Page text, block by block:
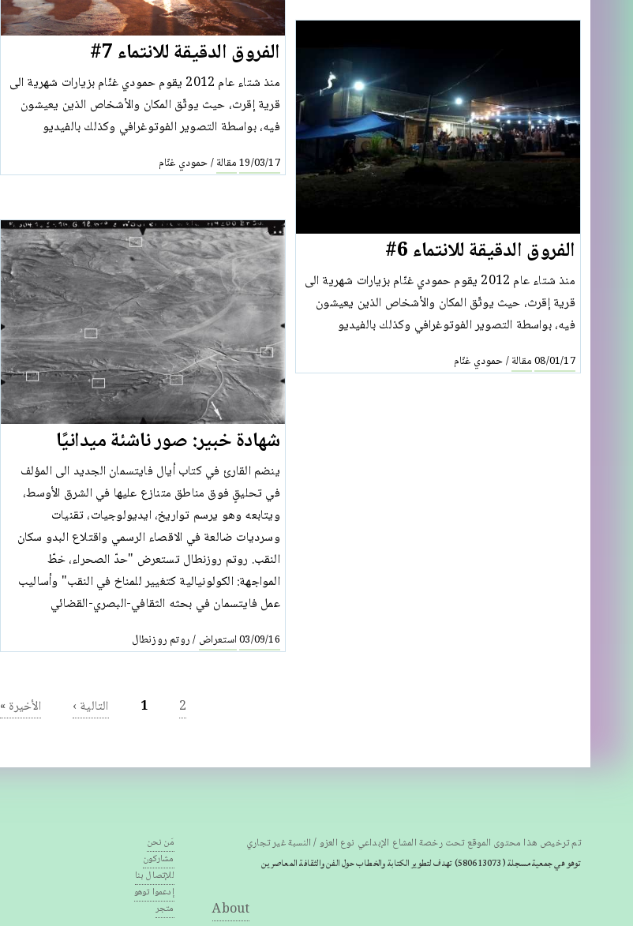
الفروق الدقيقة للانتماء 7#
منذ شتاء عام 2012 يقوم حمودي غنّام بزيارات شهرية الى
قرية إقرث، حيث يوثّق المكان والأشخاص الذين يعيشون
فيه، بواسطة التصوير الفوتوغرافي وكذلك بالفيديو
19/03/17مقالة/حمودي غنّام
الفروق الدقيقة للانتماء 6#
منذ شتاء عام 2012 يقوم حمودي غنّام بزيارات شهرية الى
قرية إقرث، حيث يوثّق المكان والأشخاص الذين يعيشون
فيه، بواسطة التصوير الفوتوغرافي وكذلك بالفيديو
08/01/17مقالة/حمودي غنّام
شهادة خبير: صور ناشئة ميدانيًا
ينضم القارئ في كتاب أيال فايتسمان الجديد الى المؤلف
في تحليقٍ فوق مناطق متنازع عليها في الشرق الأوسط،
ويتابعه وهو يرسم تواريخ، ايديولوجيات، تقنيات
وسرديات ضالعة في الاقصاء الرسمي واقتلاع البدو سكان
النقب. روتم روزنطال تستعرض "حدّ الصحراء، خطّ
المواجهة: الكولونيالية كتغيير للمناخ في النقب" وأساليب
عمل فايتسمان في بحثه الثقافي-البصري-القضائي
03/09/16استعراض /روتم روزنطال
1 2 التالية › الأخيرة »
تم ترخيص هذا محتوى الموقع تحت رخصة المشاع الإبداعي نوع العزو / النسبة غير تجاري
توهو هي جمعية مسجلة(580613073) تهدف لتطوير الكتابة والخطاب حول الفن والثقافة المعاصرين
About
مَن نحن
مشاركون
للإتصال بنا
إدعموا توهو
متجر